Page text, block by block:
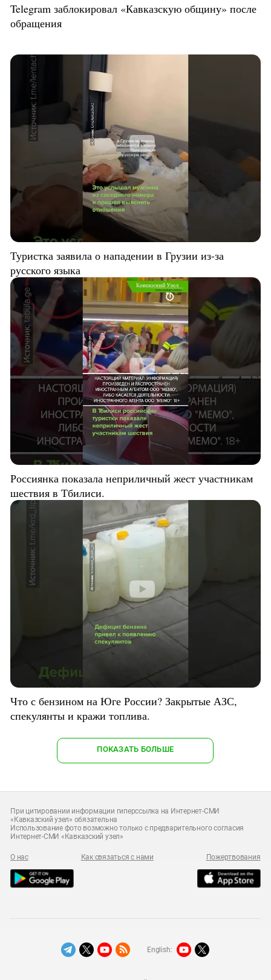
Telegram заблокировал «Кавказскую общину» после
обращения
Туристка заявила о нападении в Грузии из-за
русского языка
Россиянка показала неприличный жест участникам
шествия в Тбилиси.
Что с бензином на Юге России? Закрытые АЗС,
спекулянты и кражи топлива.
ПОКАЗАТЬ БОЛЬШЕ
При цитировании информации гиперссылка на Интернет-СМИ
«Кавказский узел» обязательна
Использование фото возможно только с предварительного согласия
Интернет-СМИ «Кавказский узел»
О нас Как связаться с нами Пожертвования
English: